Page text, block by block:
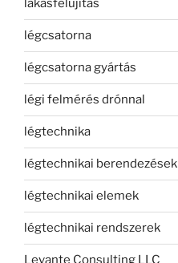
lakásfelújítás
légcsatorna
légcsatorna gyártás
légi felmérés drónnal
légtechnika
légtechnikai berendezések
légtechnikai elemek
légtechnikai rendszerek
Levante Consulting LLC